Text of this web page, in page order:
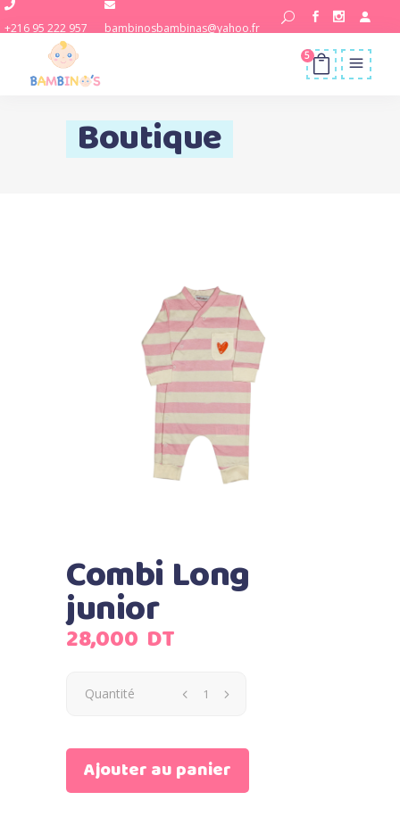
+216 95 222 957 bambinosbambinas@yahoo.fr
5
Boutique
Combi Long
junior
28,000 DT
Quantité
Ajouter au panier